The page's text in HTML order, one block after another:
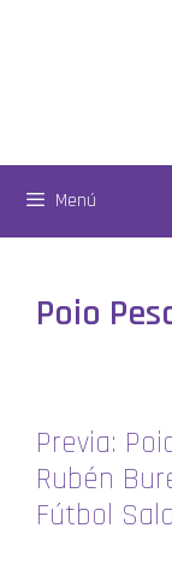
Menú
Poio
Previa:
Rubén
Fútbol